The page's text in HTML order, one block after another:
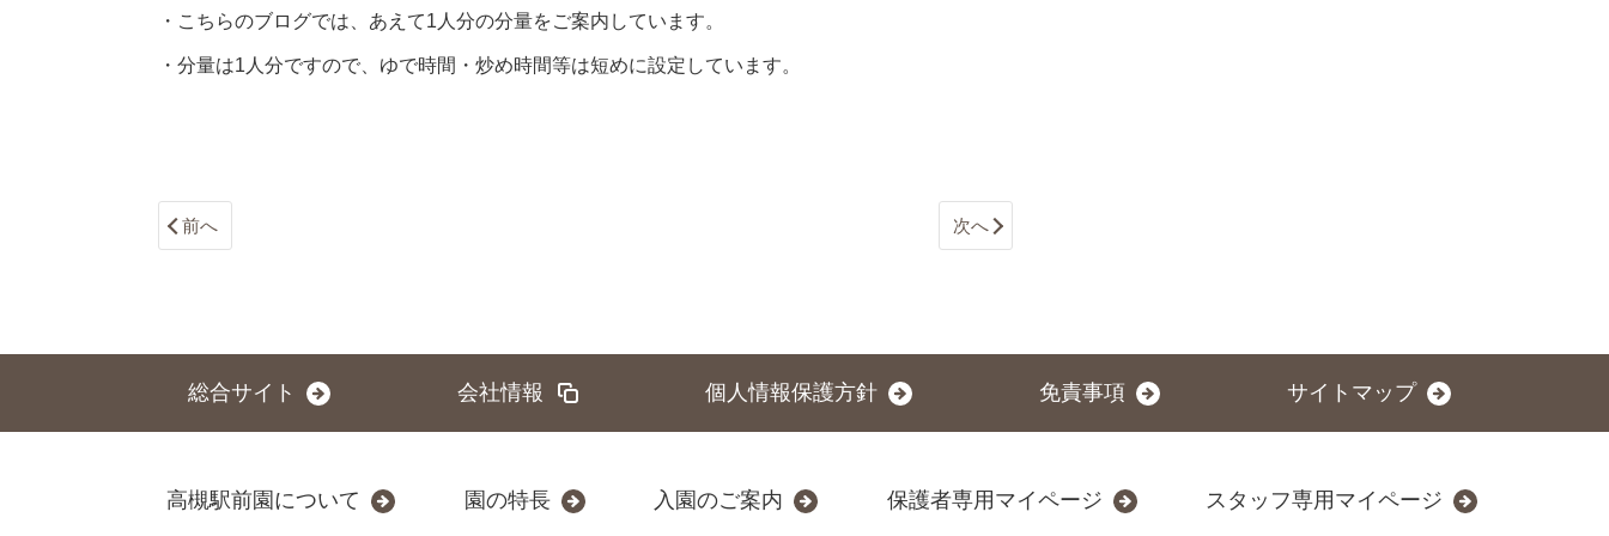
・こちらのブログでは、あえて1人分の分量をご案内しています。
・分量は1人分ですので、ゆで時間・炒め時間等は短めに設定しています。
前へ 次へ
総合サイト 会社情報 個人情報保護方針 免責事項 サイトマップ
高槻駅前園について 園の特長 入園のご案内 保護者専用マイページ スタッフ専用マイページ